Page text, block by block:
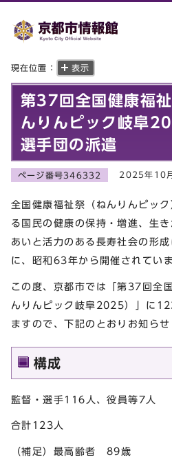
現在位置： 表示
第37回全国健康福
んりんピック岐阜
選手団の派遣
ページ番号346332 2025年10
全国健康福祉祭（ねんりんピッ
る国民の健康の保持・増進、生
あいと活力のある長寿社会の形
に、昭和63年から開催されていま
この度、京都市では「第37回全
んりんピック岐阜2025）」に
ますので、下記のとおりお知らせ
構成
監督・選手116人、役員等7人
合計123人
（補足）最高齢者 89歳